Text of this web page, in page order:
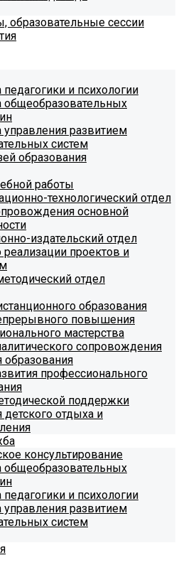
образовательные сессии
и психологии
общеобразовательных
развитием
систем
образования
работы
технологический отдел
основной
издательский отдел
реализации проектов и
отдел
образования
повышения
мастерства
сопровождения
образования
профессионального
поддержки
детского отдыха и
консультирование
общеобразовательных
и психологии
развитием
систем